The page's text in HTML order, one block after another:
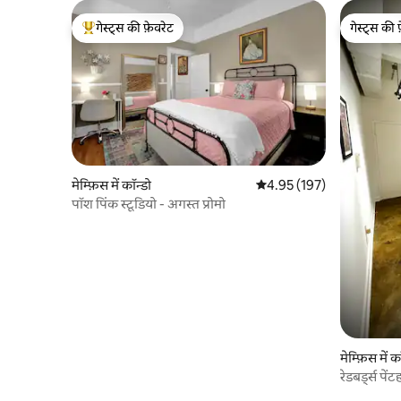
गेस्ट्स का टॉप फ़ेवरेट
गेस्ट्स की फ़ेवरेट
मेम्फ़िस में कॉन्डो औसत रेटिंग 5 में से 4.95, 197
4.95 (197)
पॉश पिंक स्टूडियो - अगस्त प्रोमो
गेस्ट्स की
गेस्ट्स की
मेम्फ़िस में
रेडबर्ड्स